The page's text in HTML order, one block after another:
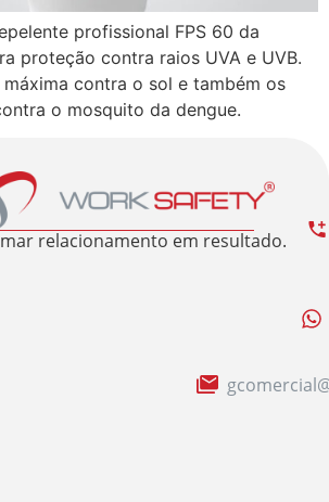
profissional FPS 60 da
proteção contra raios UVA e UVB.
contra o sol e também os
o mosquito da dengue.
relacionamento em resultado.